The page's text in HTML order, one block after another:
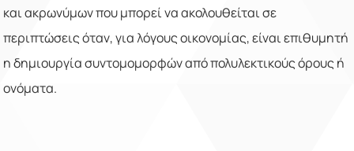
και ακρωνύμων που μπορεί να ακολουθείται σε
περιπτώσεις όταν, για λόγους οικονομίας, είναι επιθυμητή
η δημιουργία συντομομορφών από πολυλεκτικούς όρους ή
ονόματα.